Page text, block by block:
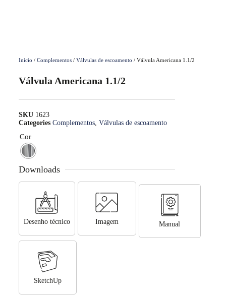
Início / Complementos/ Válvulas de escoamento / Válvula Americana 1.1/2
Válvula Americana 1.1/2
SKU 1623
Categories Complementos, Válvulas de escoamento
Cor
Downloads
Desenho técnico Imagem Manual
SketchUp